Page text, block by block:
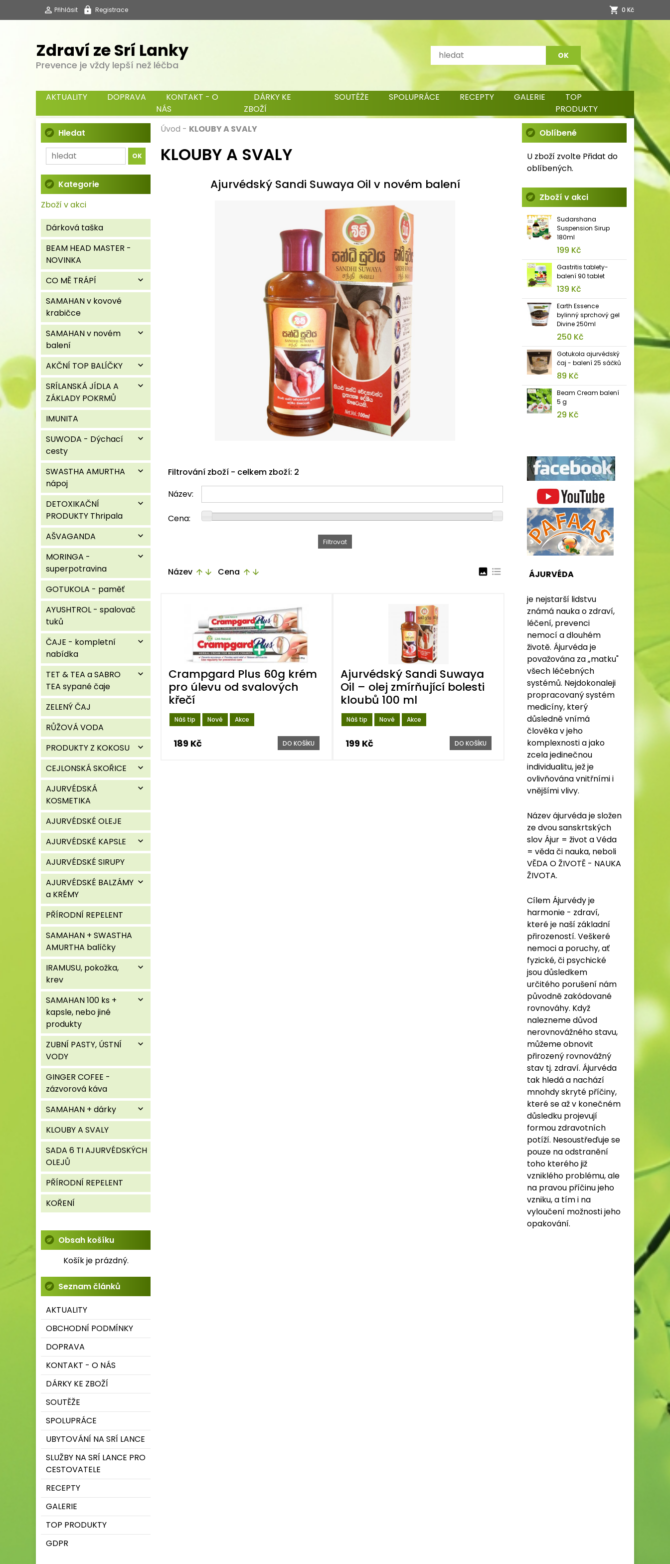
Přihlásit Registrace 0 Kč
Zdraví ze Srí Lanky
Prevence je vždy lepší než léčba
AKTUALITY DOPRAVA
KONTAKT - O
NÁS
DÁRKY KE
ZBOŽÍ
SOUTĚŽE SPOLUPRÁCE RECEPTY GALERIE
TOP
PRODUKTY
Hledat
Kategorie
Zboží v akci
Dárková taška
BEAM HEAD MASTER -
NOVINKA
CO MĚ TRÁPÍ
expand_more
SAMAHAN v kovové
krabičce
SAMAHAN v novém
balení
expand_more
AKČNÍ TOP BALÍČKY expand_more
SRÍLANSKÁ JÍDLA A
ZÁKLADY POKRMŮ
expand_more
IMUNITA
SUWODA - Dýchací
cesty
expand_more
SWASTHA AMURTHA
nápoj
expand_more
DETOXIKAČNÍ
PRODUKTY Thripala
expand_more
AŠVAGANDA expand_more
MORINGA -
superpotravina
expand_more
GOTUKOLA - paměť
AYUSHTROL - spalovač
tuků
ČAJE - kompletní
nabídka
expand_more
TET & TEA a SABRO
TEA sypané čaje
expand_more
ZELENÝ ČAJ
RŮŽOVÁ VODA
PRODUKTY Z KOKOSU
expand_more
CEJLONSKÁ SKOŘICE expand_more
AJURVÉDSKÁ
KOSMETIKA
expand_more
AJURVÉDSKÉ OLEJE
AJURVÉDSKÉ KAPSLE
expand_more
AJURVÉDSKÉ SIRUPY
AJURVÉDSKÉ BALZÁMY
a KRÉMY
expand_more
PŘÍRODNÍ REPELENT
SAMAHAN + SWASTHA
AMURTHA balíčky
IRAMUSU, pokožka,
krev
expand_more
SAMAHAN 100 ks +
kapsle, nebo jiné
produkty
expand_more
ZUBNÍ PASTY, ÚSTNÍ
VODY
expand_more
GINGER COFEE -
zázvorová káva
SAMAHAN + dárky
expand_more
KLOUBY A SVALY
SADA 6 TI AJURVÉDSKÝCH
OLEJŮ
PŘÍRODNÍ REPELENT
KOŘENÍ
Obsah košíku
Košík je prázdný.
Seznam článků
AKTUALITY
OBCHODNÍ PODMÍNKY
DOPRAVA
KONTAKT - O NÁS
DÁRKY KE ZBOŽÍ
SOUTĚŽE
SPOLUPRÁCE
UBYTOVÁNÍ NA SRÍ LANCE
SLUŽBY NA SRÍ LANCE PRO
CESTOVATELE
RECEPTY
GALERIE
TOP PRODUKTY
GDPR
Úvod - KLOUBY A SVALY
KLOUBY A SVALY
Ajurvédský Sandi Suwaya Oil v novém balení
Filtrování zboží - celkem zboží: 2
Název:
Cena:
Název arrow_upward arrow_downward Cena arrow_upward arrow_downward image format_list_bulleted
Náš tip Nové Akce
Crampgard Plus 60g krém
pro úlevu od svalových
křečí
189 Kč DO KOŠÍKU
Náš tip Nové Akce
Ajurvédský Sandi Suwaya
Oil – olej zmírňující bolesti
kloubů 100 ml
199 Kč DO KOŠÍKU
Oblíbené
U zboží zvolte Přidat do
oblíbených.
Zboží v akci
Sudarshana
Suspension Sirup
180ml
199 Kč
Gastritis tablety-
balení 90 tablet
139 Kč
Earth Essence
bylinný sprchový gel
Divine 250ml
250 Kč
Gotukola ajurvédský
čaj - balení 25 sáčků
89 Kč
Beam Cream balení
5 g
29 Kč
ÁJURVÉDA
je nejstarší lidstvu
známá nauka o zdraví,
léčení, prevenci
nemocí a dlouhém
životě. Ájurvéda je
považována za „matku"
všech léčebných
systémů. Nejdokonaleji
propracovaný systém
medicíny, který
důsledně vnímá
člověka v jeho
komplexnosti a jako
zcela jedinečnou
individualitu, jež je
ovlivňována vnitřními i
vnějšími vlivy.
Název ájurvéda je složen
ze dvou sanskrtských
slov Ájur = život a Véda
= věda či nauka, neboli
VĚDA O ŽIVOTĚ - NAUKA
ŽIVOTA.
Cílem Ájurvédy je
harmonie - zdraví,
které je naší základní
přirozeností. Veškeré
nemoci a poruchy, ať
fyzické, či psychické
jsou důsledkem
určitého porušení nám
původně zakódované
rovnováhy. Když
nalezneme důvod
nerovnovážného stavu,
můžeme obnovit
přirozený rovnovážný
stav tj. zdraví. Ájurvéda
tak hledá a nachází
mnohdy skryté příčiny,
které se až v konečném
důsledku projevují
formou zdravotních
potíží. Nesoustřeďuje se
pouze na odstranění
toho kterého již
vzniklého problému, ale
na pravou příčinu jeho
vzniku, a tím i na
vyloučení možnosti jeho
opakování.